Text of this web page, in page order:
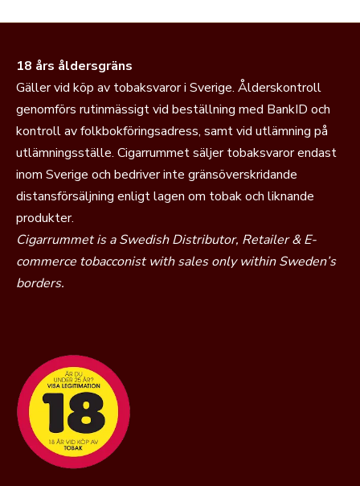
18 års åldersgräns
Gäller vid köp av tobaksvaror i Sverige. Ålderskontroll
genomförs rutinmässigt vid beställning med BankID och
kontroll av folkbokföringsadress, samt vid utlämning på
utlämningsställe. Cigarrummet säljer tobaksvaror endast
inom Sverige och bedriver inte gränsöverskridande
distansförsäljning enligt lagen om tobak och liknande
produkter.
Cigarrummet is a Swedish Distributor, Retailer & E-
commerce tobacconist with sales only within Sweden’s
borders.